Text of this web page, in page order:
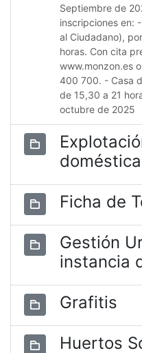
Septiembre de
inscripciones en:
al Ciudadano),
horas. Con cita
www.monzon.es
400 700. - Casa
de 15,30 a 21
octubre de 2025
doméstica
Ficha de
Gestión
instancia
Grafitis
Huertos